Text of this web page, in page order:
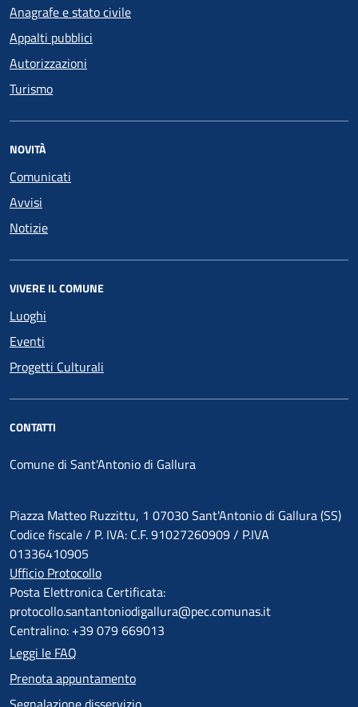
Anagrafe e stato civile
Appalti pubblici
Autorizzazioni
Turismo
NOVITÀ
Comunicati
Avvisi
Notizie
VIVERE IL COMUNE
Luoghi
Eventi
Progetti Culturali
CONTATTI
Comune di Sant'Antonio di Gallura
Piazza Matteo Ruzzittu, 1 07030 Sant'Antonio di Gallura (SS)
Codice fiscale / P. IVA: C.F. 91027260909 / P.IVA
01336410905
Ufficio Protocollo
Posta Elettronica Certificata:
protocollo.santantoniodigallura@pec.comunas.it
Centralino: +39 079 669013
Leggi le FAQ
Prenota appuntamento